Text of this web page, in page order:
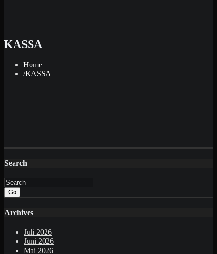
KASSA
Home
KASSA
Search
Go
Archives
Juli 2026
Juni 2026
Mai 2026